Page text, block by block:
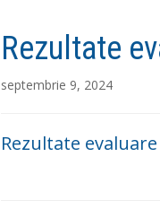
Rezultate
septembrie 9, 2024
Rezultate